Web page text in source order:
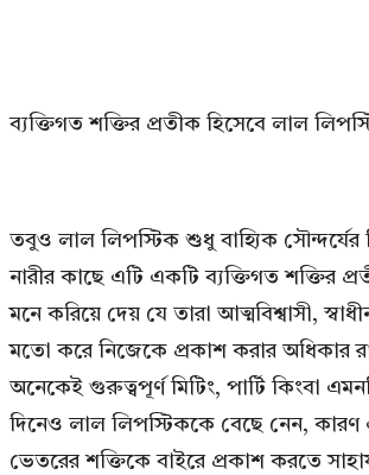
ব্যক্তিগত শক্তির প্রতীক হিসেবে লাল
তবুও লাল লিপস্টিক শুধু বাহ্যিক
নারীর কাছে এটি একটি ব্যক্তিগত শক্তির
মনে করিয়ে দেয় যে তারা আত্মবিশ্বাসী,
মতো করে নিজেকে প্রকাশ করার অধিকার
অনেকেই গুরুত্বপূর্ণ মিটিং, পার্টি কিংবা
দিনেও লাল লিপস্টিককে বেছে নেন, কারণ
ভেতরের শক্তিকে বাইরে প্রকাশ করতে